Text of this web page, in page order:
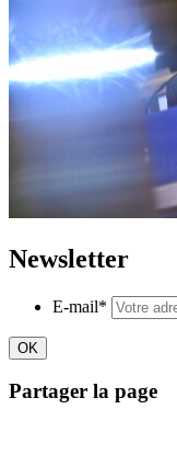
Newsletter
E-mail*
Partager la page